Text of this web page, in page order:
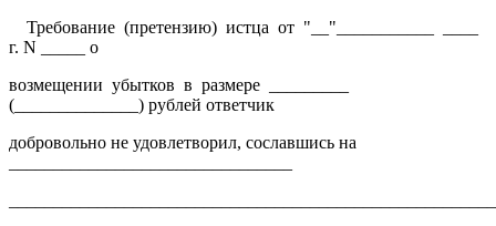
Требование (претензию) истца от "__"___________ ____
г. N _____ о
возмещении убытков в размере _________
(______________) рублей ответчик
добровольно не удовлетворил, сославшись на